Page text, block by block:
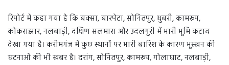
रिपोर्ट में कहा गया है कि बक्सा, बारपेटा, सोनितपुर, धुबरी, कामरूप,
कोकराझार, नलबाड़ी, दक्षिण सलमारा और उदलगुरी में भारी भूमि कटाव
देखा गया है। करीमगंज में कुछ स्थानों पर भारी बारिश के कारण भूस्खन की
घटनाओं की भी खबर है। दरांग, सोनितपुर, कामरूप, गोलाघाट, नलबाड़ी,